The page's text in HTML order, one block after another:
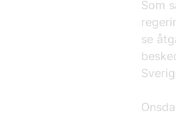
Som
se